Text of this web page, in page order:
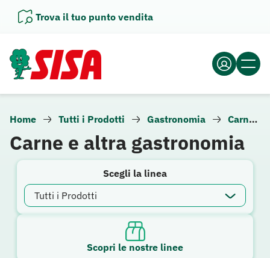
Trova il tuo punto vendita
Home Tutti i Prodotti Gastronomia Carne e altra gastronomia
Carne e altra gastronomia
Scegli la linea
Scopri le nostre linee